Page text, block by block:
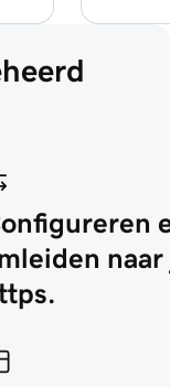
naar